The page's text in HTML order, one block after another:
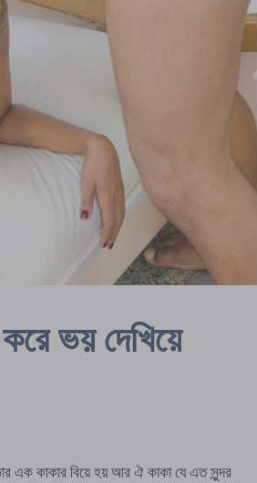
ভয় দেখিয়ে
কাকার বিয়ে হয় আর ঐ কাকা যে এত সুন্দর